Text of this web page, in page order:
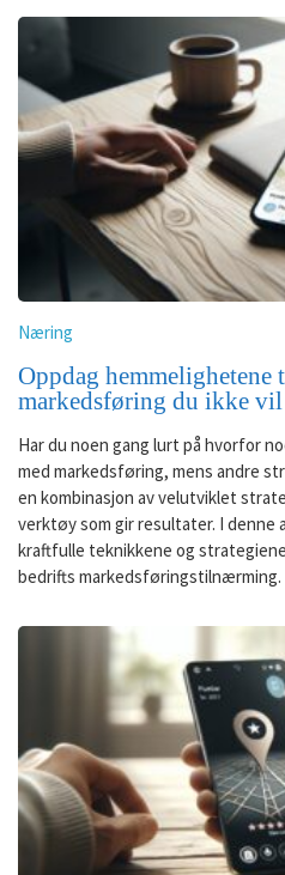
Næring
Oppdag
markedsføring du ikke
Har du noen gang lurt på hvorfor
med markedsføring, mens andre
en kombinasjon av velutviklet
verktøy som gir resultater. I denne
kraftfulle teknikkene og
bedrifts markedsføringstilnærming.